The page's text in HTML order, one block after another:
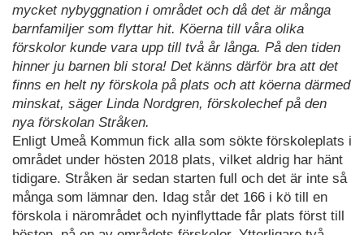
mycket nybyggnation i området och då det är många
barnfamiljer som flyttar hit. Köerna till våra olika
förskolor kunde vara upp till två år långa. På den tiden
hinner ju barnen bli stora! Det känns därför bra att det
finns en helt ny förskola på plats och att köerna därmed
minskat, säger Linda Nordgren, förskolechef på den
nya förskolan Stråken.
Enligt Umeå Kommun fick alla som sökte förskoleplats i
området under hösten 2018 plats, vilket aldrig har hänt
tidigare. Stråken är sedan starten full och det är inte så
många som lämnar den. Idag står det 166 i kö till en
förskola i närområdet och nyinflyttade får plats först till